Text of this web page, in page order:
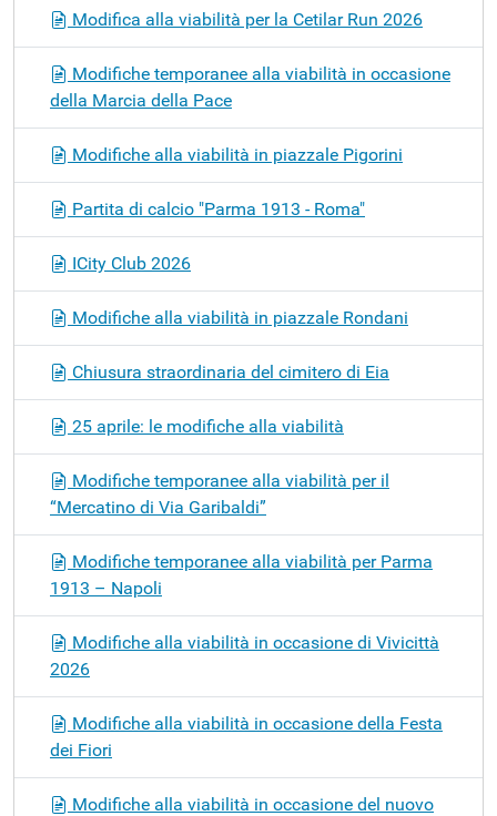
Modifica alla viabilità per la Cetilar Run 2026
Modifiche temporanee alla viabilità in occasione
della Marcia della Pace
Modifiche alla viabilità in piazzale Pigorini
Partita di calcio "Parma 1913 - Roma"
ICity Club 2026
Modifiche alla viabilità in piazzale Rondani
Chiusura straordinaria del cimitero di Eia
25 aprile: le modifiche alla viabilità
Modifiche temporanee alla viabilità per il
“Mercatino di Via Garibaldi”
Modifiche temporanee alla viabilità per Parma
1913 – Napoli
Modifiche alla viabilità in occasione di Vivicittà
2026
Modifiche alla viabilità in occasione della Festa
dei Fiori
Modifiche alla viabilità in occasione del nuovo